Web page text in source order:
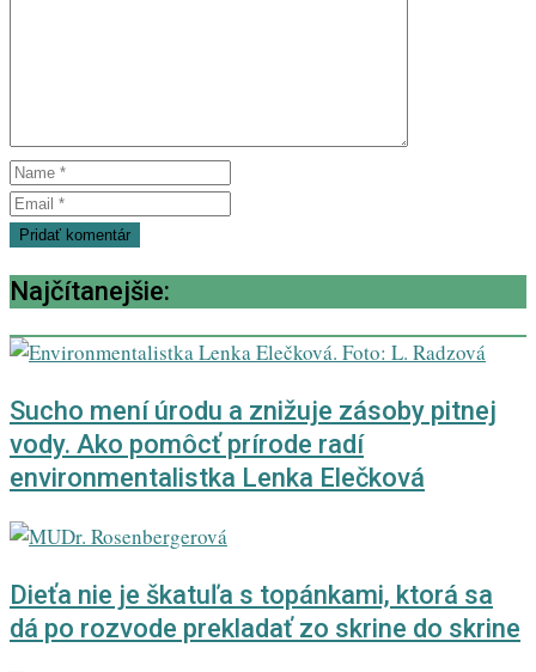
Najčítanejšie:
Sucho mení úrodu a znižuje zásoby pitnej
vody. Ako pomôcť prírode radí
environmentalistka Lenka Elečková
Dieťa nie je škatuľa s topánkami, ktorá sa
dá po rozvode prekladať zo skrine do skrine